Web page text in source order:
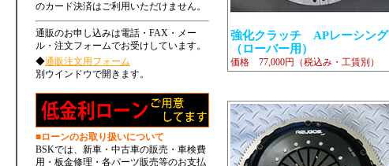
のカード決済はご利用いただけません。
通販のお申し込みは電話・FAX・メー
ル・注文フォームでお受けしています。
◆通販注文用フォーム
別ウインドウで開きます。
■ローンのお取り扱いについて
BSKでは、新車・中古車の販売・車検費
用・板金修理・各パーツ販売等のお支払
強化クラッチ APレーシング
（ローバー用）
価格 77,000円（税込み・工賃別）